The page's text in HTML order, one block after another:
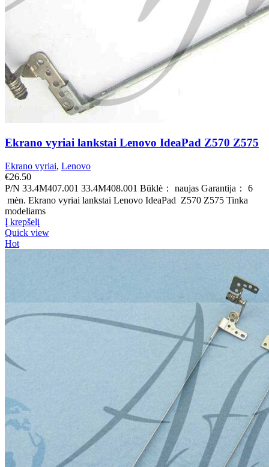
Ekrano vyriai lankstai Lenovo IdeaPad Z570 Z575
Ekrano vyriai, Lenovo
€26.50
P/N 33.4M407.001 33.4M408.001 Būklė： naujas Garantija： 6
mėn. Ekrano vyriai lankstai Lenovo IdeaPad Z570 Z575 Tinka
modeliams
Į krepšelį
Quick view
Hot